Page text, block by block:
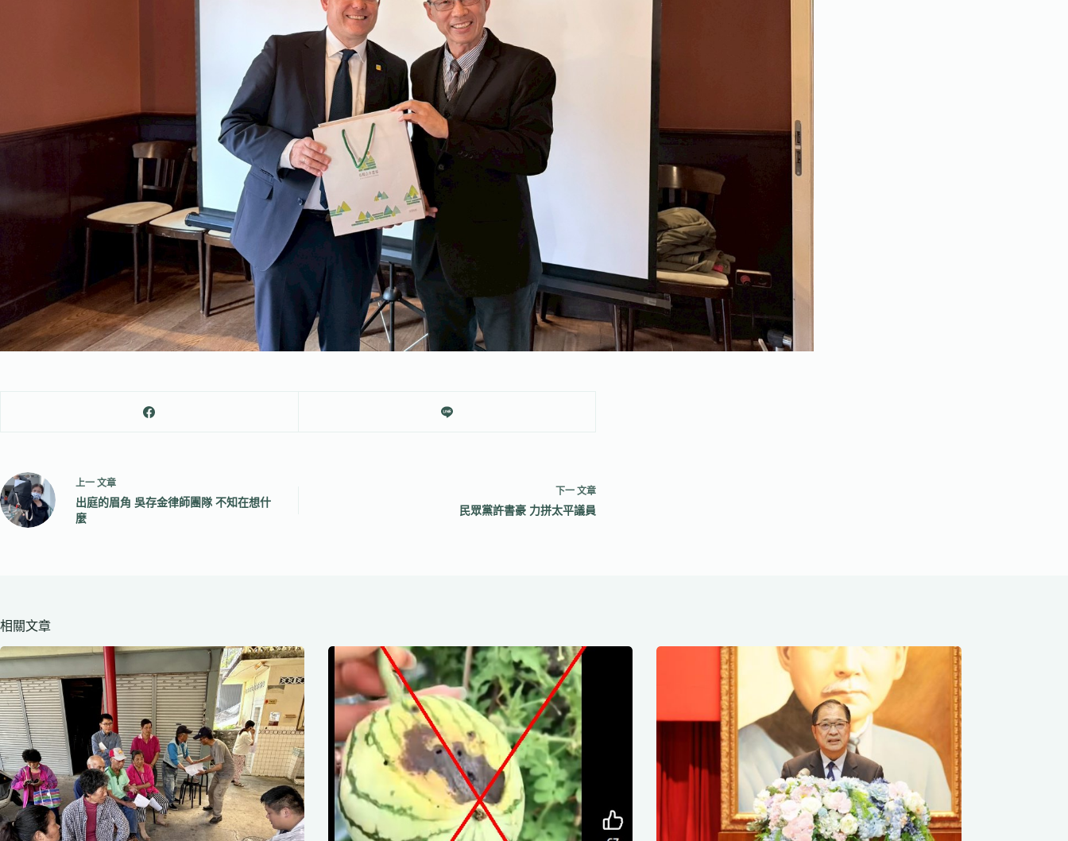
上一 文章
出庭的眉角 吳存金律師團隊 不知在想什
麼
下一 文章
民眾黨許書豪 力拼太平議員
相關文章